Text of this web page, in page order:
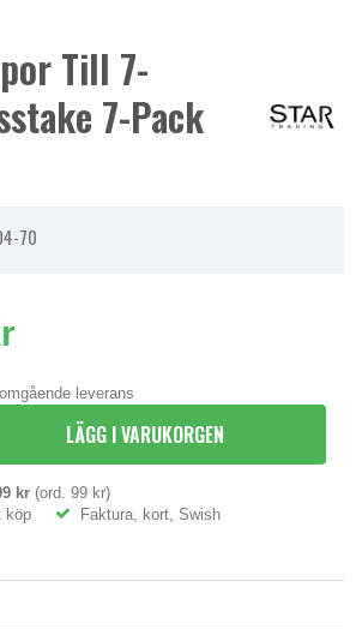
Till 7-
7-Pack
70
leverans
LÄGG I VARUKORGEN
kr (ord. 99 kr)
köp Faktura, kort, Swish